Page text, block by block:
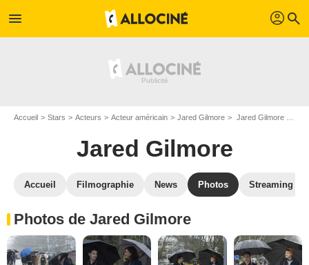
menu profil search
Accueil Stars Acteurs Acteur américain Jared Gilmore Jared Gilmore : Photos de ses films et séries
Jared Gilmore
Accueil Filmographie News Photos Streaming
Photos de Jared Gilmore